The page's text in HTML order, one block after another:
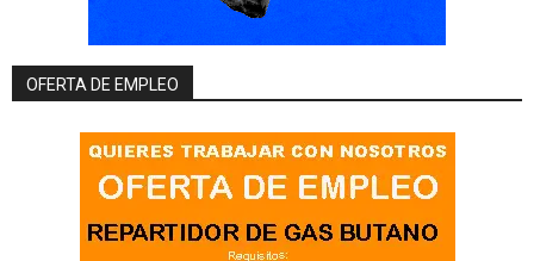
OFERTA DE EMPLEO